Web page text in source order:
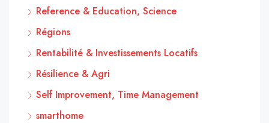
Reference & Education, Science
Régions
Rentabilité & Investissements Locatifs
Résilience & Agri
Self Improvement, Time Management
smarthome